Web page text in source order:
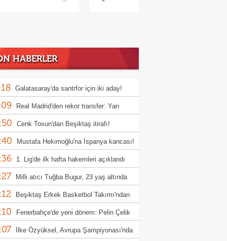
HABERLER
Galatasaray'da santrfor için iki aday!
Real Madrid'den rekor transfer: Yan
Cenk Tosun'dan Beşiktaş itirafı!
Mustafa Hekimoğlu'na İspanya kancası!
1. Lig'de ilk hafta hakemleri açıklandı
Milli atıcı Tuğba Bugur, 23 yaş altında
şampiyonu oldu
Beşiktaş Erkek Basketbol Takımı'ndan
mesajı!
Fenerbahçe'de yeni dönem: Pelin Çelik
olduİlke Özyüksel, Avrupa Şampiyonası'nda